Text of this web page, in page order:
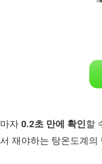
자 0.2초 만에 확인할
재야하는 탕온도계